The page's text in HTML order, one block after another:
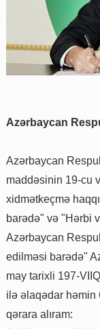
Azərbaycan
Azərbaycan
maddəsinin 19-cu
xidmətkeçmə
barədə" və "Hərbi
Azərbaycan
edilməsi barədə"
may tarixli 197-
ilə əlaqədar həmin
qərara alıram: